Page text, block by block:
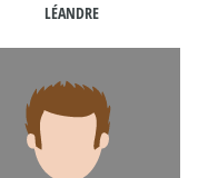
LÉANDRE